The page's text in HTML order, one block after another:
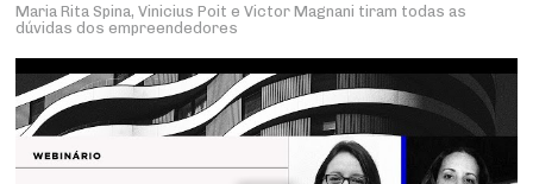
Maria Rita Spina, Vinicius Poit e Victor Magnani tiram todas as
dúvidas dos empreendedores